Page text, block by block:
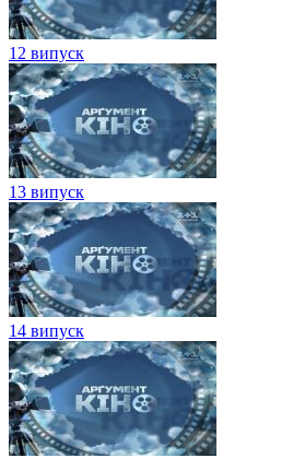
12 випуск
13 випуск
14 випуск